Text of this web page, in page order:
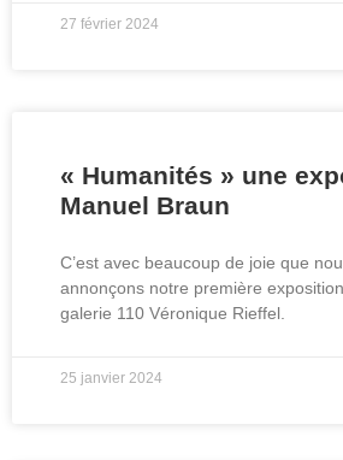
27 février 2024
« Humanités » une
Manuel Braun
C’est avec beaucoup de joie que
annonçons notre première
galerie 110 Véronique Rieffel.
25 janvier 2024